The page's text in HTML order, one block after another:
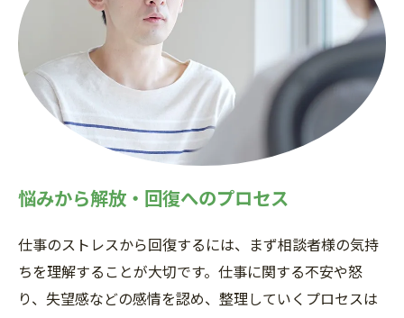
悩みから解放・回復へのプロセス
仕事のストレスから回復するには、まず相談者様の気持
ちを理解することが大切です。仕事に関する不安や怒
り、失望感などの感情を認め、整理していくプロセスは